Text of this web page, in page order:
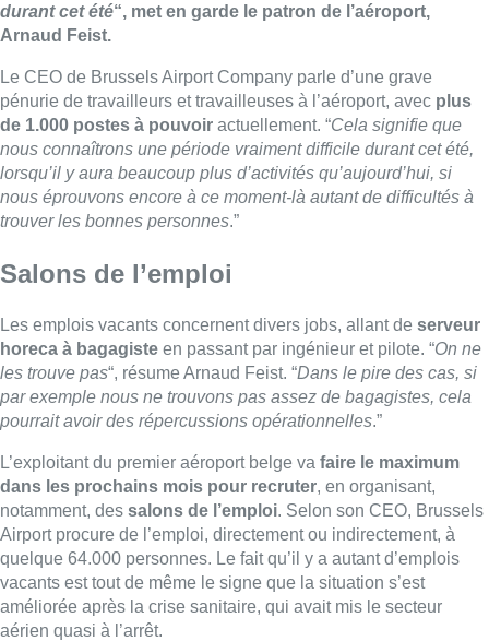
durant cet été“, met en garde le patron de l’aéroport,
Arnaud Feist.
Le CEO de Brussels Airport Company parle d’une grave
pénurie de travailleurs et travailleuses à l’aéroport, avec plus
de 1.000 postes à pouvoir actuellement. “Cela signifie que
nous connaîtrons une période vraiment difficile durant cet été,
lorsqu’il y aura beaucoup plus d’activités qu’aujourd’hui, si
nous éprouvons encore à ce moment-là autant de difficultés à
trouver les bonnes personnes.”
Salons de l’emploi
Les emplois vacants concernent divers jobs, allant de serveur
horeca à bagagiste en passant par ingénieur et pilote. “On ne
les trouve pas“, résume Arnaud Feist. “Dans le pire des cas, si
par exemple nous ne trouvons pas assez de bagagistes, cela
pourrait avoir des répercussions opérationnelles.”
L’exploitant du premier aéroport belge va faire le maximum
dans les prochains mois pour recruter, en organisant,
notamment, des salons de l’emploi. Selon son CEO, Brussels
Airport procure de l’emploi, directement ou indirectement, à
quelque 64.000 personnes. Le fait qu’il y a autant d’emplois
vacants est tout de même le signe que la situation s’est
améliorée après la crise sanitaire, qui avait mis le secteur
aérien quasi à l’arrêt.